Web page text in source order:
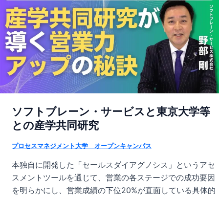
ソフトブレーン・サービスと東京大学等
との産学共同研究
プロセスマネジメント大学 オープンキャンパス
本独自に開発した「セールスダイアグノシス」というアセ
スメントツールを通じて、営業の各ステージでの成功要因
を明らかにし、営業成績の下位20%が直面している具体的